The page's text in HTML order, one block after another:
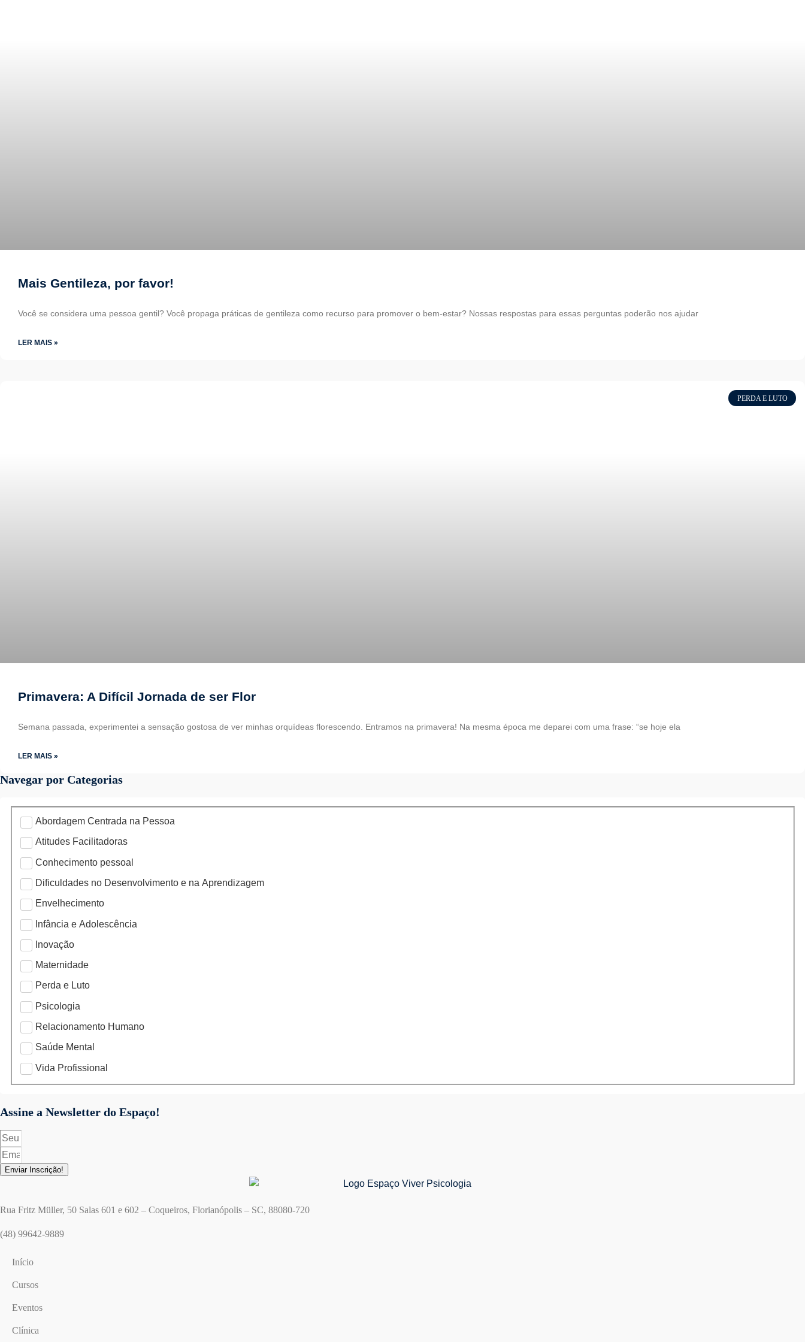
Mais Gentileza, por favor!
Você se considera uma pessoa gentil? Você propaga práticas de gentileza como recurso para promover o bem-estar? Nossas respostas para essas perguntas poderão nos ajudar
LER MAIS »
PERDA E LUTO
Primavera: A Difícil Jornada de ser Flor
Semana passada, experimentei a sensação gostosa de ver minhas orquídeas florescendo. Entramos na primavera! Na mesma época me deparei com uma frase: “se hoje ela
LER MAIS »
Navegar por Categorias
Abordagem Centrada na Pessoa
Atitudes Facilitadoras
Conhecimento pessoal
Dificuldades no Desenvolvimento e na Aprendizagem
Envelhecimento
Infância e Adolescência
Inovação
Maternidade
Perda e Luto
Psicologia
Relacionamento Humano
Saúde Mental
Vida Profissional
Assine a Newsletter do Espaço!
Enviar Inscrição!
Rua Fritz Müller, 50 Salas 601 e 602 – Coqueiros, Florianópolis – SC, 88080-720
(48) 99642-9889
Início
Cursos
Eventos
Clínica